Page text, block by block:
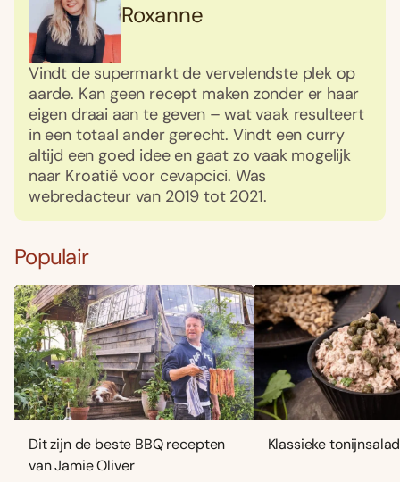
Roxanne
Vindt de supermarkt de vervelendste plek op
aarde. Kan geen recept maken zonder er haar
eigen draai aan te geven – wat vaak resulteert
in een totaal ander gerecht. Vindt een curry
altijd een goed idee en gaat zo vaak mogelijk
naar Kroatië voor cevapcici. Was
webredacteur van 2019 tot 2021.
Populair
Dit zijn de beste BBQ recepten
van Jamie Oliver
Klassieke